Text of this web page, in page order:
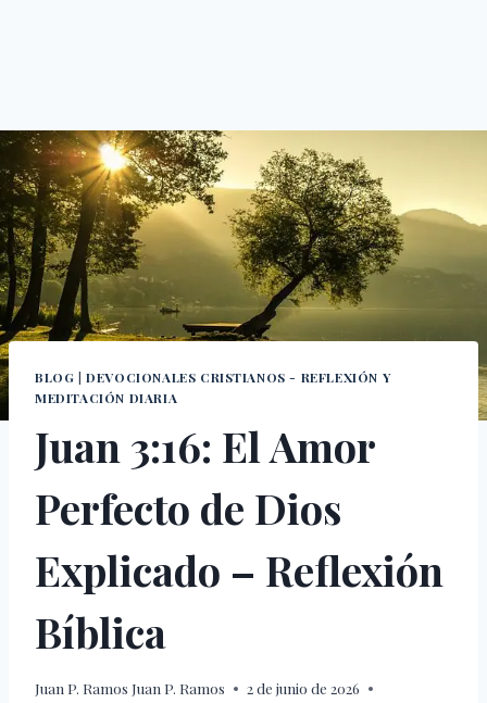
BLOG |DEVOCIONALES CRISTIANOS - REFLEXIÓN Y
MEDITACIÓN DIARIA
Juan 3:16: El Amor
Perfecto de Dios
Explicado – Reflexión
Bíblica
Juan P. Ramos Juan P. Ramos
2 de junio de 2026